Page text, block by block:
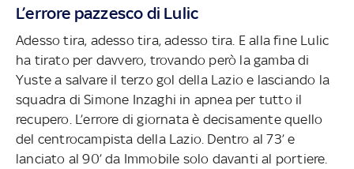
L’errore pazzesco di Lulic
Adesso tira, adesso tira, adesso tira. E alla fine Lulic
ha tirato per davvero, trovando però la gamba di
Yuste a salvare il terzo gol della Lazio e lasciando la
squadra di Simone Inzaghi in apnea per tutto il
recupero. L’errore di giornata è decisamente quello
del centrocampista della Lazio. Dentro al 73’ e
lanciato al 90’ da Immobile solo davanti al portiere.